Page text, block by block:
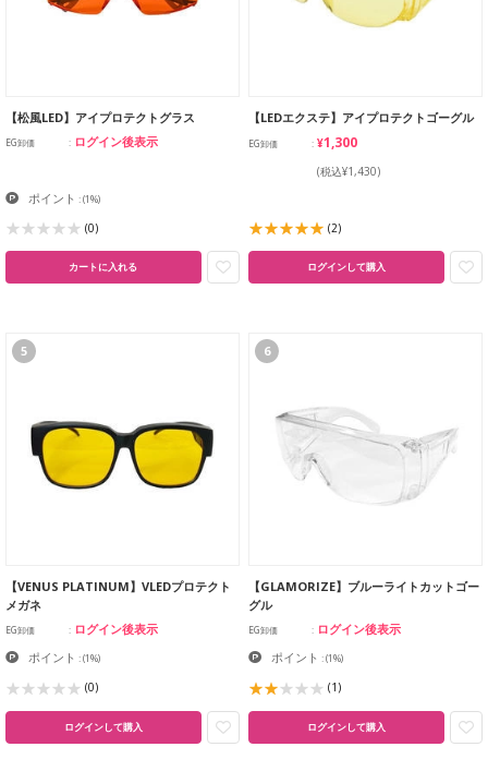
【松風LED】アイプロテクトグラス
EG卸価 ログイン後表示
ポイント :(1%)
(0)
カートに入れる
【LEDエクステ】アイプロテクトゴーグル
EG卸価 ¥1,300
(税込¥1,430)
(2)
ログインして購入
5
【VENUS PLATINUM】VLEDプロテクト
メガネ
EG卸価 ログイン後表示
ポイント :(1%)
(0)
ログインして購入
6
【GLAMORIZE】ブルーライトカットゴー
グル
EG卸価 ログイン後表示
ポイント :(1%)
(1)
ログインして購入